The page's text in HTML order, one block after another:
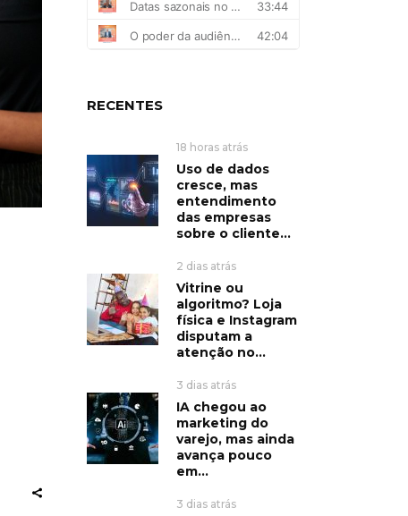
RECENTES
18 horas atrás
Uso de dados
cresce, mas
entendimento
das empresas
sobre o cliente...
2 dias atrás
Vitrine ou
algoritmo? Loja
física e Instagram
disputam a
atenção no...
3 dias atrás
IA chegou ao
marketing do
varejo, mas ainda
avança pouco
em...
3 dias atrás